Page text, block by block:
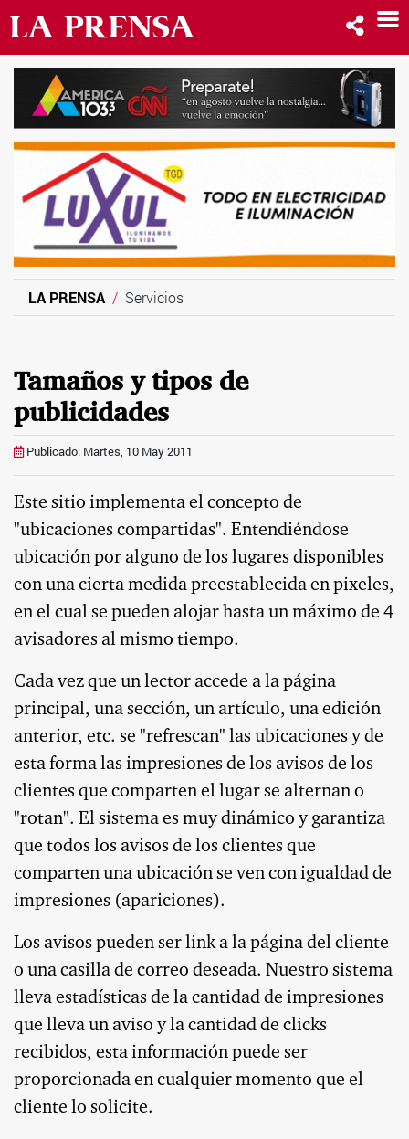
LA PRENSA Servicios
Tamaños y tipos de
publicidades
Publicado: Martes, 10 May 2011
Este sitio implementa el concepto de
"ubicaciones compartidas". Entendiéndose
ubicación por alguno de los lugares disponibles
con una cierta medida preestablecida en pixeles,
en el cual se pueden alojar hasta un máximo de 4
avisadores al mismo tiempo.
Cada vez que un lector accede a la página
principal, una sección, un artículo, una edición
anterior, etc. se "refrescan" las ubicaciones y de
esta forma las impresiones de los avisos de los
clientes que comparten el lugar se alternan o
"rotan". El sistema es muy dinámico y garantiza
que todos los avisos de los clientes que
comparten una ubicación se ven con igualdad de
impresiones (apariciones).
Los avisos pueden ser link a la página del cliente
o una casilla de correo deseada. Nuestro sistema
lleva estadísticas de la cantidad de impresiones
que lleva un aviso y la cantidad de clicks
recibidos, esta información puede ser
proporcionada en cualquier momento que el
cliente lo solicite.